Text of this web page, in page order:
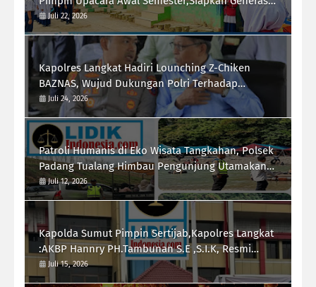
Berkarakter dan Berprestasi
Juli 22, 2026
Kapolres Langkat Hadiri Lounching Z-Chiken
BAZNAS, Wujud Dukungan Polri Terhadap
Pemberdayaan Ekonomi Masyarakat
Juli 24, 2026
Patroli Humanis di Eko Wisata Tangkahan, Polsek
Padang Tualang Himbau Pengunjung Utamakan
Keselamatan
Juli 12, 2026
Kapolda Sumut Pimpin Sertijab,Kapolres Langkat
:AKBP Hannry PH.Tambunan S.E ,S.I.K, Resmi
Menjabat
Juli 15, 2026